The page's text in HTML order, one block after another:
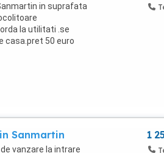
in suprafata
la utilitati .se
casa.pret 50 euro
Sanmartin
de vanzare la intrare
1